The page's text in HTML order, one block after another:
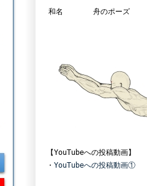
和名
舟のポーズ
【YouTubeへの投稿動画】
・ YouTubeへの投稿動画①